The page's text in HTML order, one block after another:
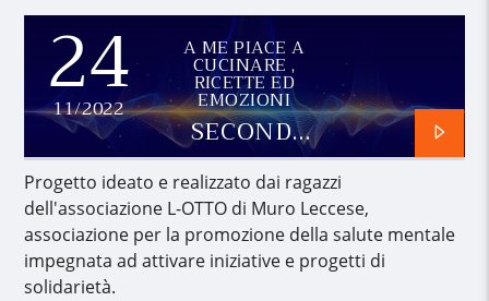
24
11/2022
A ME PIACE A
CUCINARE ,
RICETTE ED
EMOZIONI
SECONDA
PARTE
Progetto ideato e realizzato dai ragazzi
dell'associazione L-OTTO di Muro Leccese,
associazione per la promozione della salute mentale
impegnata ad attivare iniziative e progetti di
solidarietà.